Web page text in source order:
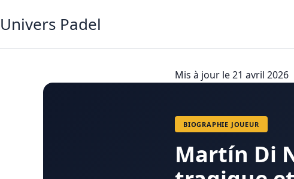
au
Univers Padel
Mis à jour le 21 avril 2026
BIOGRAPHIE JOUEUR
Martín Di